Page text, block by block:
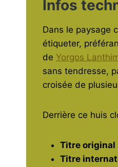
Infos
Dans le paysage
étiqueter,
de Yorgos
sans tendresse,
croisée de
Derrière ce huis
Titre original
Titre